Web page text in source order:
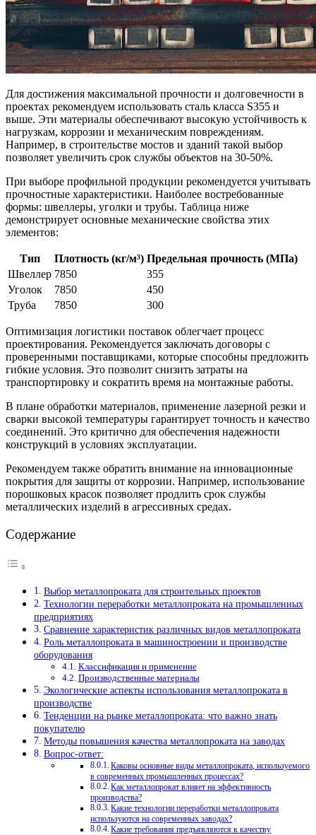
Для достижения максимальной прочности и долговечности в
проектах рекомендуем использовать сталь класса S355 и
выше. Эти материалы обеспечивают высокую устойчивость к
нагрузкам, коррозии и механическим повреждениям.
Например, в строительстве мостов и зданий такой выбор
позволяет увеличить срок службы объектов на 30-50%.
При выборе профильной продукции рекомендуется учитывать
прочностные характеристики. Наиболее востребованные
формы: швеллеры, уголки и трубы. Таблица ниже
демонстрирует основные механические свойства этих
элементов:
Тип Плотность (кг/м³) Предельная прочность (МПа)
Швеллер 7850
355
Уголок
7850
450
Труба
7850 300
Оптимизация логистики поставок облегчает процесс
проектирования. Рекомендуется заключать договоры с
проверенными поставщиками, которые способны предложить
гибкие условия. Это позволит снизить затраты на
транспортировку и сократить время на монтажные работы.
В плане обработки материалов, применение лазерной резки и
сварки высокой температуры гарантирует точность и качество
соединений. Это критично для обеспечения надежности
конструкций в условиях эксплуатации.
Рекомендуем также обратить внимание на инновационные
покрытия для защиты от коррозии. Например, использование
порошковых красок позволяет продлить срок службы
металлических изделий в агрессивных средах.
Содержание
Выбор металлопроката для строительных проектов
Технологии переработки металлопроката на промышленных
предприятиях
Сравнение характеристик различных видов металлопроката
Роль металлопроката в машиностроении и производстве
оборудования
Классификация и применение
Производственные материалы
Экологические аспекты использования металлопроката в
производстве
Тенденции на рынке металлопроката: что важно знать
покупателю
Методы повышения качества металлопроката на заводах
Вопрос-ответ:
Каковы основные виды металлопроката, используемого
в современных промышленных процессах?
Как металлопрокат влияет на эффективность
производства?
Какие технологии переработки металлопроката
используются на современных заводах?
Какие требования предъявляются к качеству